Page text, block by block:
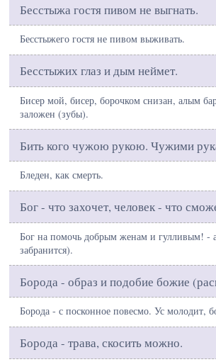
Бесстыжа гостя пивом не выгнать.
Бесстыжего гостя не пивом выживать.
Бесстыжих глаз и дым неймет.
Бисер мой, бисер, борочком снизан, алым
заложен (зубы).
Бить кого чужою рукою. Чужими
Бледен, как смерть.
Бог - что захочет, человек - что
Бог на помочь добрым женам и гулливым! - а
забранится).
Борода - образ и подобие божие
Борода - с посконное повесмо. Ус молодит,
Борода - трава, скосить можно.